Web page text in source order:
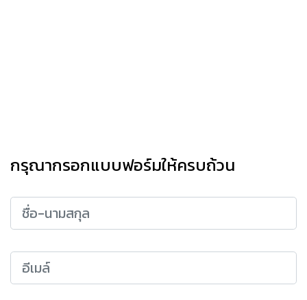
กรุณากรอกแบบฟอร์มให้ครบถ้วน